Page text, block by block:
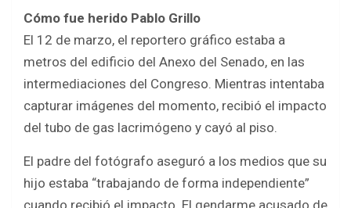
Cómo fue herido Pablo Grillo
El 12 de marzo, el reportero gráfico estaba a
metros del edificio del Anexo del Senado, en las
intermediaciones del Congreso. Mientras intentaba
capturar imágenes del momento, recibió el impacto
del tubo de gas lacrimógeno y cayó al piso.
El padre del fotógrafo aseguró a los medios que su
hijo estaba “trabajando de forma independiente”